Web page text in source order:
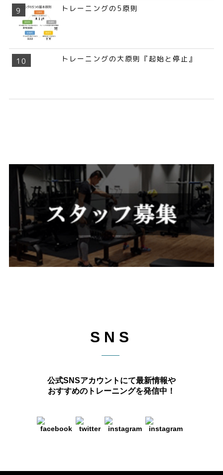
トレーニングの5原則
トレーニングの大原則『起始と停止』
SNS
公式SNSアカウントにて最新情報や
おすすめのトレーニングを発信中！